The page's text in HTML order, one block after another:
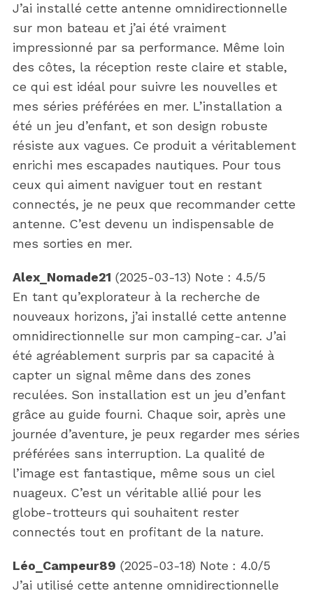
J’ai installé cette antenne omnidirectionnelle
sur mon bateau et j’ai été vraiment
impressionné par sa performance. Même loin
des côtes, la réception reste claire et stable,
ce qui est idéal pour suivre les nouvelles et
mes séries préférées en mer. L’installation a
été un jeu d’enfant, et son design robuste
résiste aux vagues. Ce produit a véritablement
enrichi mes escapades nautiques. Pour tous
ceux qui aiment naviguer tout en restant
connectés, je ne peux que recommander cette
antenne. C’est devenu un indispensable de
mes sorties en mer.
Alex_Nomade21 (2025-03-13) Note : 4.5/5
En tant qu’explorateur à la recherche de
nouveaux horizons, j’ai installé cette antenne
omnidirectionnelle sur mon camping-car. J’ai
été agréablement surpris par sa capacité à
capter un signal même dans des zones
reculées. Son installation est un jeu d’enfant
grâce au guide fourni. Chaque soir, après une
journée d’aventure, je peux regarder mes séries
préférées sans interruption. La qualité de
l’image est fantastique, même sous un ciel
nuageux. C’est un véritable allié pour les
globe-trotteurs qui souhaitent rester
connectés tout en profitant de la nature.
Léo_Campeur89 (2025-03-18) Note : 4.0/5
J’ai utilisé cette antenne omnidirectionnelle